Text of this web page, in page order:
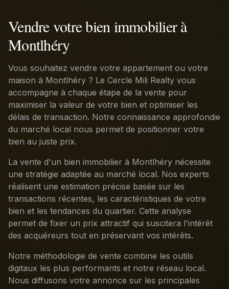
Vendre votre bien immobilier à
Montlhéry
Vous souhaitez vendre votre appartement ou votre
maison à Montlhéry ? Le Cercle Mili Realty vous
accompagne à chaque étape de la vente pour
maximiser la valeur de votre bien et optimiser les
délais de transaction. Notre connaissance approfondie
du marché local nous permet de positionner votre
bien au juste prix.
La vente d'un bien immobilier à Montlhéry nécessite
une stratégie adaptée au marché local. Nos experts
réalisent une estimation précise basée sur les
transactions récentes, les caractéristiques de votre
bien et les tendances du quartier. Cette analyse
permet de fixer un prix attractif qui suscitera l'intérêt
des acquéreurs tout en préservant vos intérêts.
Notre méthodologie de vente combine les outils
digitaux les plus performants et notre réseau local.
Nous diffusons votre annonce sur les principales